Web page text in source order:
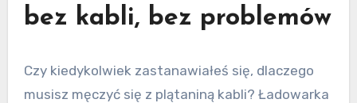
bez kabli, bez problemów
Czy kiedykolwiek zastanawiałeś się, dlaczego
musisz męczyć się z plątaniną kabli? Ładowarka